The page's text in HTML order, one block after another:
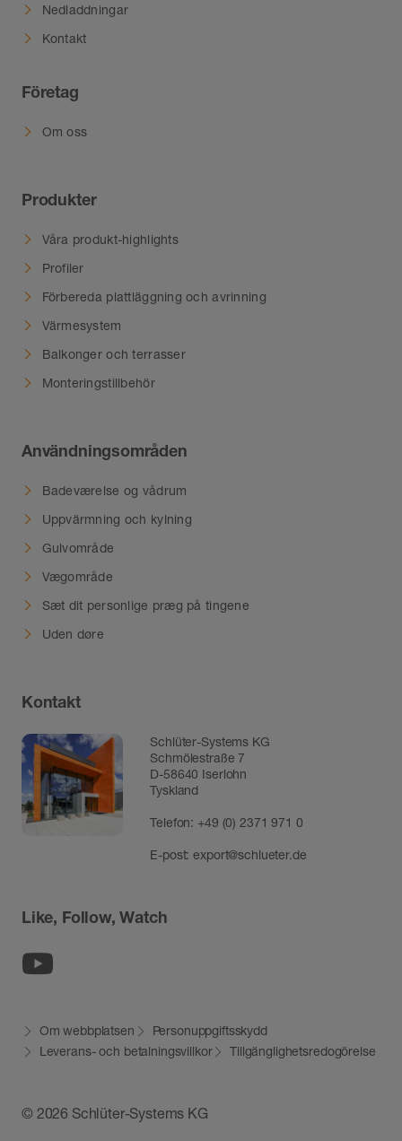
Nedladdningar
Kontakt
Företag
Om oss
Produkter
Våra produkt-highlights
Profiler
Förbereda plattläggning och avrinning
Värmesystem
Balkonger och terrasser
Monteringstillbehör
Användningsområden
Badeværelse og vådrum
Uppvärmning och kylning
Gulvområde
Vægområde
Sæt dit personlige præg på tingene
Uden døre
Kontakt
Schlüter-Systems KG
Schmölestraße 7
D-58640 Iserlohn
Tyskland
Telefon:+49 (0) 2371 971 0
E-post:export@schlueter.de
Like, Follow, Watch
© 2026 Schlüter-Systems KG
Om webbplatsen
Personuppgiftsskydd
Leverans- och betalningsvillkor
Tillgänglighetsredogörelse